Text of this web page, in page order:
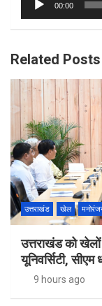
00:00
Related Posts
उत्तराखंड खेल
उत्तराखंड को खेलों
यूनिवर्सिटी, सीएम
9 hours ago